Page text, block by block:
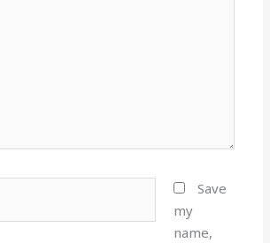
Save
my
name,